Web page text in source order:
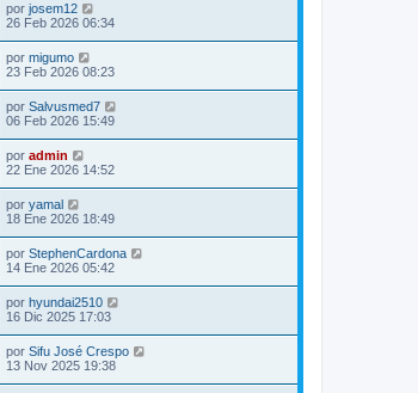
por josem12
26 Feb 2026 06:34
por migumo
23 Feb 2026 08:23
por Salvusmed7
06 Feb 2026 15:49
por admin
22 Ene 2026 14:52
por yamal
18 Ene 2026 18:49
por StephenCardona
14 Ene 2026 05:42
por hyundai2510
16 Dic 2025 17:03
por Sifu José Crespo
13 Nov 2025 19:38